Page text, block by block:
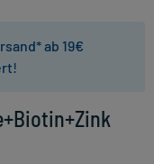
ab 19€